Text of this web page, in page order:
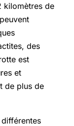
kilomètres de
des
est
et
de plus de